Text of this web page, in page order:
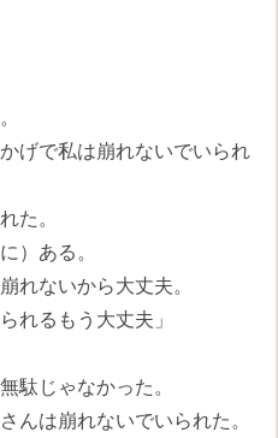
げで私は崩れないでいられ
た。
）ある。
れないから大丈夫。
れるもう大丈夫」
駄じゃなかった。
んは崩れないでいられた。